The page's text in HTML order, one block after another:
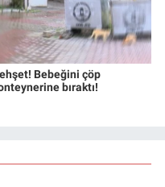
Bebeğini çöp
bıraktı!